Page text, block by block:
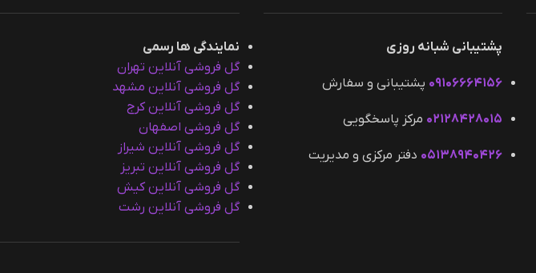
پشتیبانی شبانه روزی
۰۹۱۰۶۶۶۴۱۵۶ پشتیبانی و سفارش
۰۲۱۲۸۴۲۸۰۱۵ مرکز پاسخگویی
۰۵۱۳۸۹۴۰۴۲۶ دفتر مرکزی و مدیریت
نمایندگی ها رسمی
گل فروشی آنلاین تهران
گل فروشی آنلاین مشهد
گل فروشی آنلاین کرج
گل فروشی اصفهان
گل فروشی آنلاین شیراز
گل فروشی آنلاین تبریز
گل فروشی آنلاین کیش
گل فروشی آنلاین رشت